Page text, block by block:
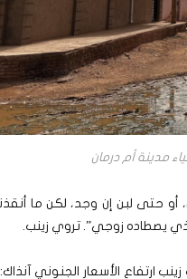
مدينة أم درمان
حتى لبن إن وجد، لكن ما
يصطاده زوجي”. تروي زينب.
ارتفاع الأسعار الجنوني